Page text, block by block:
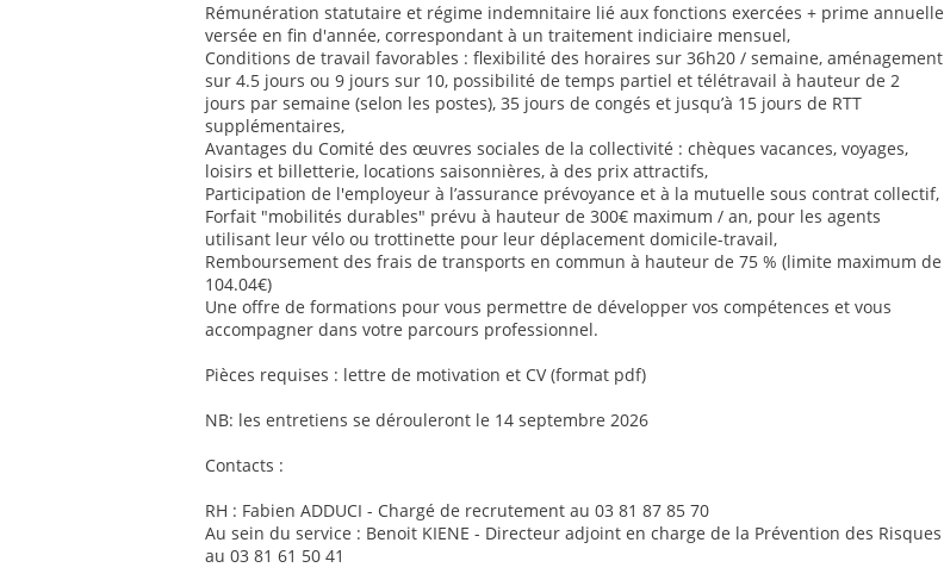
Rémunération statutaire et régime indemnitaire lié aux fonctions exercées + prime annuelle
versée en fin d'année, correspondant à un traitement indiciaire mensuel,
Conditions de travail favorables : flexibilité des horaires sur 36h20 / semaine, aménagement
sur 4.5 jours ou 9 jours sur 10, possibilité de temps partiel et télétravail à hauteur de 2
jours par semaine (selon les postes), 35 jours de congés et jusqu’à 15 jours de RTT
supplémentaires,
Avantages du Comité des œuvres sociales de la collectivité : chèques vacances, voyages,
loisirs et billetterie, locations saisonnières, à des prix attractifs,
Participation de l'employeur à l’assurance prévoyance et à la mutuelle sous contrat collectif,
Forfait "mobilités durables" prévu à hauteur de 300€ maximum / an, pour les agents
utilisant leur vélo ou trottinette pour leur déplacement domicile-travail,
Remboursement des frais de transports en commun à hauteur de 75 % (limite maximum de
104.04€)
Une offre de formations pour vous permettre de développer vos compétences et vous
accompagner dans votre parcours professionnel.
Pièces requises : lettre de motivation et CV (format pdf)
NB: les entretiens se dérouleront le 14 septembre 2026
Contacts :
RH : Fabien ADDUCI - Chargé de recrutement au 03 81 87 85 70
Au sein du service : Benoit KIENE - Directeur adjoint en charge de la Prévention des Risques
au 03 81 61 50 41